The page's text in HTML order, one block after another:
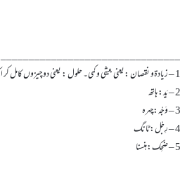
________________________________
1 – زیادۃو نقصان :یعنی بیشی و کمی۔ حلول : یعنی دو چیزوں کامل کر ایک ہوجانا۔ محال : جو کبھی کسی طرح نہ ہوسکے۔ (۱۲منہ)
2 – یَد: ہاتھ
3 – وَجْہ:چہرہ
4 – رِجْل:ٹانگ
5 – ضَحِک:ہنسنا